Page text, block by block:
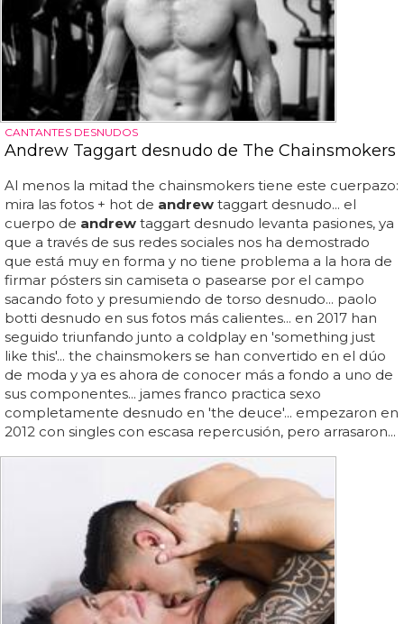
CANTANTES DESNUDOS
Andrew Taggart desnudo de The Chainsmokers
Al menos la mitad the chainsmokers tiene este cuerpazo:
mira las fotos + hot de andrew taggart desnudo... el
cuerpo de andrew taggart desnudo levanta pasiones, ya
que a través de sus redes sociales nos ha demostrado
que está muy en forma y no tiene problema a la hora de
firmar pósters sin camiseta o pasearse por el campo
sacando foto y presumiendo de torso desnudo... paolo
botti desnudo en sus fotos más calientes... en 2017 han
seguido triunfando junto a coldplay en 'something just
like this'... the chainsmokers se han convertido en el dúo
de moda y ya es ahora de conocer más a fondo a uno de
sus componentes... james franco practica sexo
completamente desnudo en 'the deuce'... empezaron en
2012 con singles con escasa repercusión, pero arrasaron...